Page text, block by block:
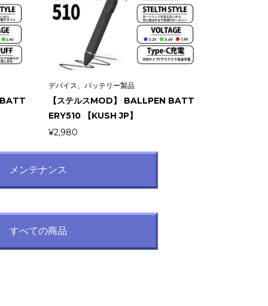
デバイス、バッテリー製品
【ステルスMOD】 BALLPEN BATT
ERY510 【KUSH JP】
¥2,980
メンテナンス
すべての商品